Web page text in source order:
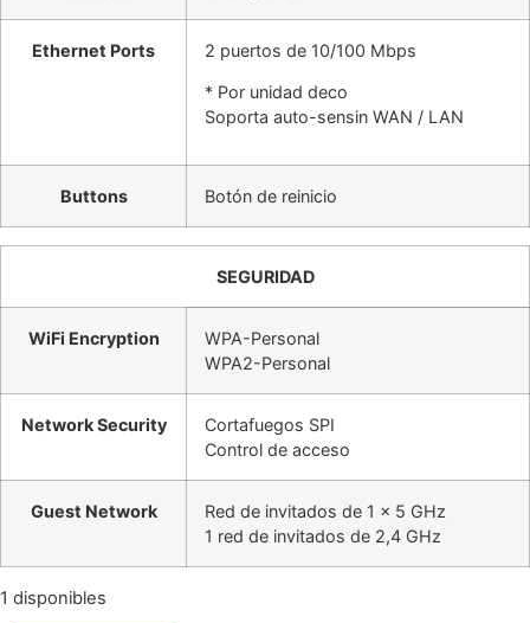
Ethernet Ports 2 puertos de 10/100 Mbps
* Por unidad deco
Soporta auto-sensin WAN / LAN
Buttons Botón de reinicio
SEGURIDAD
WiFi Encryption
WPA-Personal
WPA2-Personal
Network Security
Cortafuegos SPI
Control de acceso
Guest Network
Red de invitados de 1 × 5 GHz
1 red de invitados de 2,4 GHz
1 disponibles